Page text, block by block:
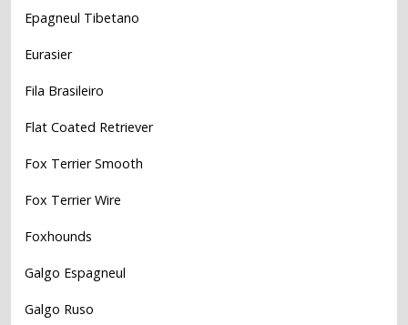
Epagneul Tibetano
Eurasier
Fila Brasileiro
Flat Coated Retriever
Fox Terrier Smooth
Fox Terrier Wire
Foxhounds
Galgo Espagneul
Galgo Ruso